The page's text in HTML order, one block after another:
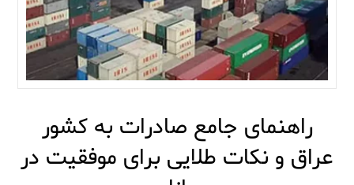
راهنمای جامع صادرات به کشور
عراق و نکات طلایی برای موفقیت در